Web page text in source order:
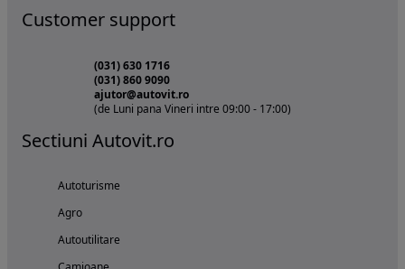
Customer support
(031) 630 1716
(031) 860 9090
ajutor@autovit.ro
(de Luni pana Vineri intre 09:00 - 17:00)
Sectiuni Autovit.ro
Autoturisme
Agro
Autoutilitare